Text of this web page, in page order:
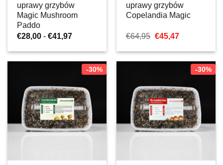
uprawy grzybów
Magic Mushroom
Paddo
€28,00 - €41,97Zakres
od
€28,00
€41,97
uprawy grzybów
Copelandia Magic
€64,95 Pierwotna
wynosiła:
€64,95.
€45,47Aktualna
€45,47.
-30% -30%